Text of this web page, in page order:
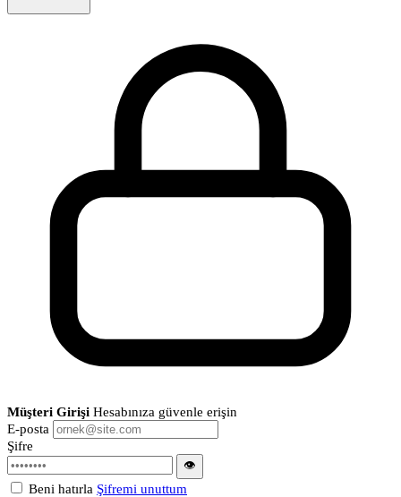
Müşteri Girişi Hesabınıza güvenle erişin
E-posta
Şifre
👁
Beni hatırla Şifremi unuttum